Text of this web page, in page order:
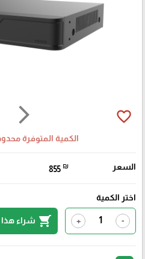
arrow_forward_ios favorite_border
الكمية المتوفرة
السعر 855 ₪
اختر الكمية
-
+
shopping_cart شراء هذا